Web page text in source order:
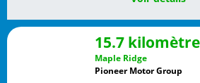
15.7
Maple Ridge
Pioneer Motor Group